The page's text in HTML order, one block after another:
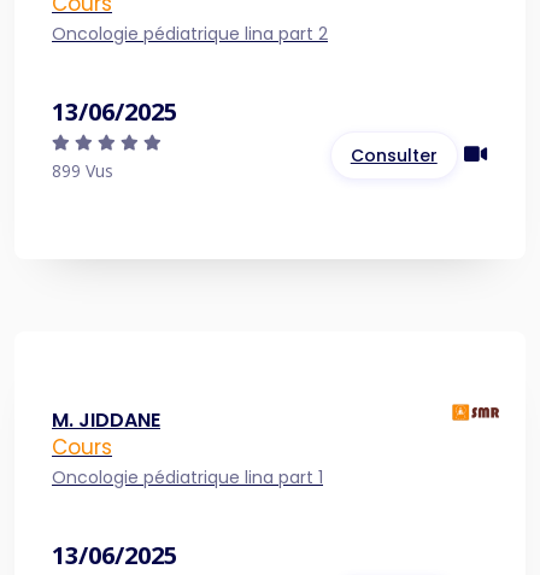
Oncologie pédiatrique lina part 2
13/06/2025
899 Vus
Consulter
M. JIDDANE
Cours
Oncologie pédiatrique lina part 1
13/06/2025